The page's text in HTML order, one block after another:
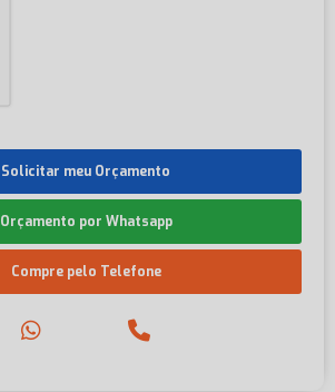
Solicitar meu Orçamento
Orçamento por Whatsapp
Compre pelo Telefone